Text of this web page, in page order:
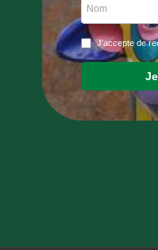
J'accepte de